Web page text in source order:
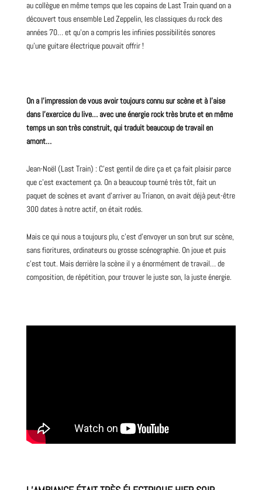
au collègue en même temps que les copains de Last Train quand on a
découvert tous ensemble Led Zeppelin, les classiques du rock des
années 70… et qu’on a compris les infinies possibilités sonores
qu’uneguitareélectrique pouvait offrir !
On a l’impression de vous avoir toujours connu sur scène et à l’aise
dans l’exercice du live… avec une énergie rock très brute et en même
temps un son très construit, qui traduit beaucoup de travail en
amont…
Jean-Noël (Last Train) : C’est gentil de dire ça et ça fait plaisir parce
que c’est exactement ça. On a beaucoup tourné très tôt, fait un
paquet de scènes et avant d’arriver au Trianon, on avait déjà peut-être
300 dates à notre actif, on était rodés.
Mais ce qui nous a toujours plu, c’est d’envoyer un son brut sur scène,
sans fioritures, ordinateurs ou grosse scénographie. On joue et puis
c’est tout. Mais derrière la scène il y a énormément de travail… de
composition, de répétition, pour trouver le juste son, la juste énergie.